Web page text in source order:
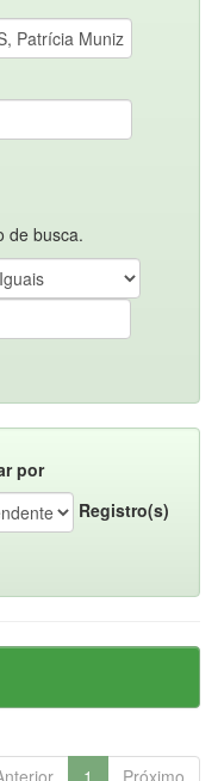
de busca.
por
Registro(s)
1 Próximo